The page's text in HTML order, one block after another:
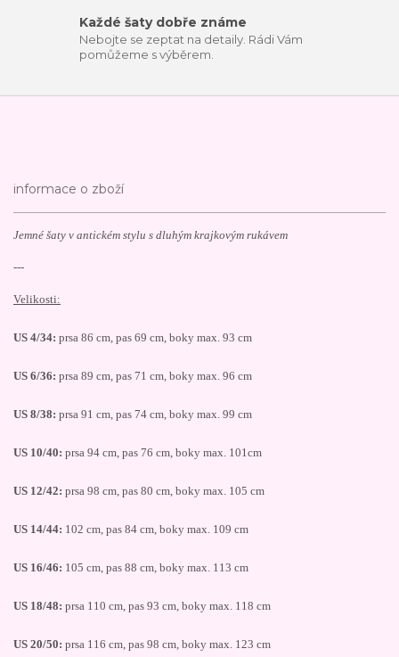
Každé šaty dobře známe
Nebojte se zeptat na detaily. Rádi Vám
pomůžeme s výběrem.
informace o zboží
Jemné šaty v antickém stylu s dluhým krajkovým rukávem
---
Velikosti:
US 4/34: prsa 86 cm, pas 69 cm, boky max. 93 cm
US 6/36: prsa 89 cm, pas 71 cm, boky max. 96 cm
US 8/38: prsa 91 cm, pas 74 cm, boky max. 99 cm
US 10/40: prsa 94 cm, pas 76 cm, boky max. 101cm
US 12/42: prsa 98 cm, pas 80 cm, boky max. 105 cm
US 14/44: 102 cm, pas 84 cm, boky max. 109 cm
US 16/46: 105 cm, pas 88 cm, boky max. 113 cm
US 18/48: prsa 110 cm, pas 93 cm, boky max. 118 cm
US 20/50: prsa 116 cm, pas 98 cm, boky max. 123 cm